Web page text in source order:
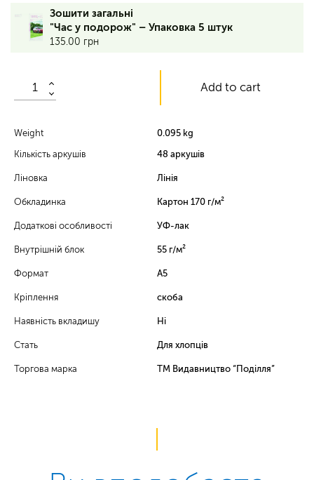
аркушів,
лінія,
обкладинка
м²,
блок
55
г/
УФ-
Зошити загальні
"Час у подорож" – Упаковка 5 штук
135.00 грн
Add to cart
Weight
0.095 kg
Кількість аркушів
48 аркушів
Ліновка Лінія
Обкладинка Картон 170 г/м²
Додаткові особливості УФ-лак
Внутрішній блок 55 г/м²
Формат А5
Кріплення скоба
Наявність вкладишу Ні
Стать Для хлопців
Торгова марка ТМ Видавництво “Поділля”